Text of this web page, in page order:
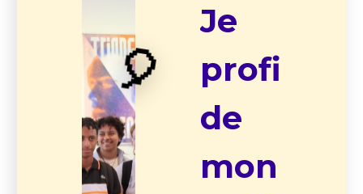
🎈
Je
profite
de
mon